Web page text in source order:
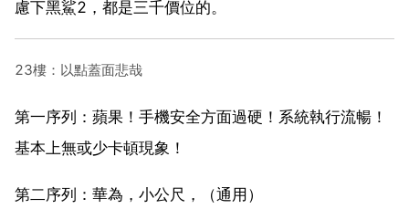
慮下黑鯊2，都是三千價位的。
23樓：以點蓋面悲哉
第一序列：蘋果！手機安全方面過硬！系統執行流暢！
基本上無或少卡頓現象！
第二序列：華為，小公尺，（通用）